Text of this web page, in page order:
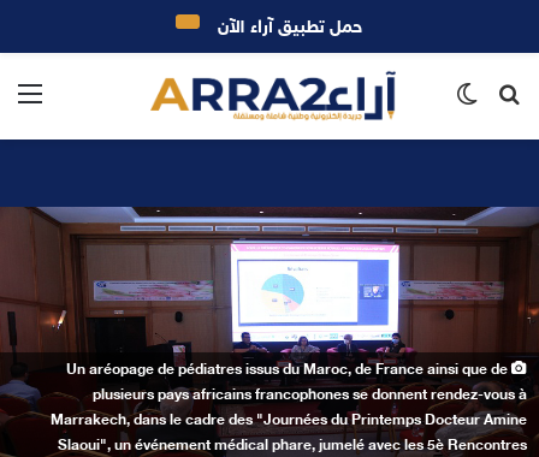
بحث
Un aréopage de pédiatres issus du Maroc, de France ainsi que de
plusieurs pays africains francophones se donnent rendez-vous à
Marrakech, dans le cadre des "Journées du Printemps Docteur Amine
Slaoui", un événement médical phare, jumelé avec les 5è Rencontres
حمل تطبيق آراء الآن